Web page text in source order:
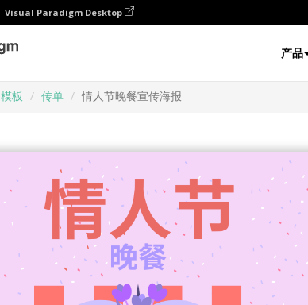
Visual Paradigm Desktop
产品
模板 传单 情人节晚餐宣传海报